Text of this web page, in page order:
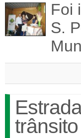
Foi
S.
trânsito